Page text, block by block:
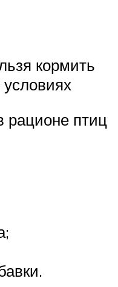
кормить
рационе птиц